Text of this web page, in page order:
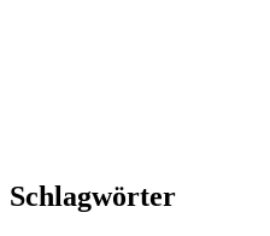
Schlagwörter